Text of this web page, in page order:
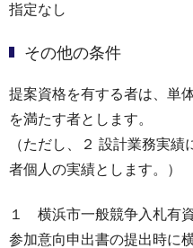
指定なし
その他の条件
提案資格を有する者は、単
を満たす者とします。
（ただし、２ 設計業務実
者個人の実績とします。）
１ 横浜市一般競争入札有
参加意向申出書の提出時に